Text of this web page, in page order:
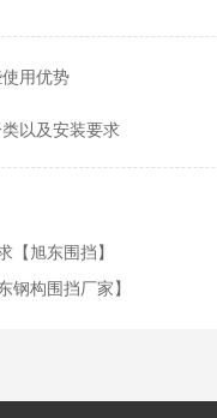
用优势
以及安装要求
【旭东围挡】
钢构围挡厂家】